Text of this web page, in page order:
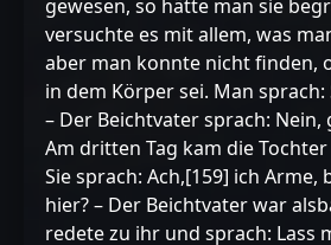
gewesen, so hätte man sie
versuchte es mit allem, was
aber man konnte nicht finden,
in dem Körper sei. Man
– Der Beichtvater sprach: Nein,
Am dritten Tag kam die
Sie sprach: Ach,[159] ich Arme,
hier? – Der Beichtvater war
redete zu ihr und sprach: Lass